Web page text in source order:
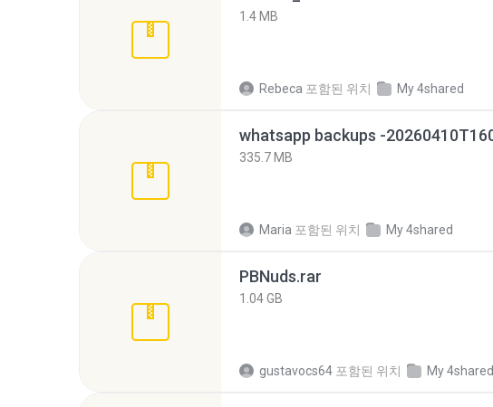
1.4 MB
Rebeca 포함된 위치 My 4shared
335.7 MB
Maria 포함된 위치 My 4shared
PBNuds.rar
1.04 GB
gustavocs64 포함된 위치 My 4shared